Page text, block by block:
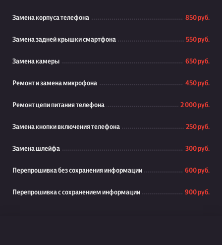
Замена корпуса телефона 850 руб.
Замена задней крышки смартфона 550 руб.
Замена камеры 650 руб.
Ремонт и замена микрофона 450 руб.
Ремонт цепи питания телефона 2 000 руб.
Замена кнопки включения телефона 250 руб.
Замена шлейфа 300 руб.
Перепрошивка без сохранения информации 600 руб.
Перепрошивка с сохранением информации 900 руб.